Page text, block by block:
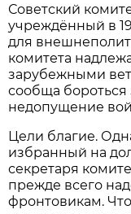
Советский
учреждённый в
для
комитета
зарубежными
сообща
недопущение
Цели благие.
избранный на
секретаря
прежде всего
фронтовикам.